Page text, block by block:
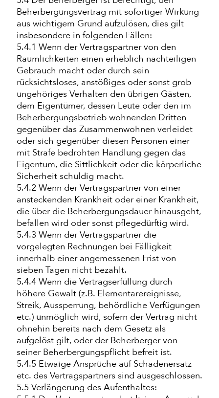
Beherbergungsvertrag mit sofortiger Wirkung
aus wichtigem Grund aufzulösen, dies gilt
insbesondere in folgenden Fällen:
5.4.1 Wenn der Vertragspartner von den
Räumlichkeiten einen erheblich nachteiligen
Gebrauch macht oder durch sein
rücksichtsloses, anstößiges oder sonst grob
ungehöriges Verhalten den übrigen Gästen,
dem Eigentümer, dessen Leute oder den im
Beherbergungsbetrieb wohnenden Dritten
gegenüber das Zusammenwohnen verleidet
oder sich gegenüber diesen Personen einer
mit Strafe bedrohten Handlung gegen das
Eigentum, die Sittlichkeit oder die körperliche
Sicherheit schuldig macht.
5.4.2 Wenn der Vertragspartner von einer
ansteckenden Krankheit oder einer Krankheit,
die über die Beherbergungsdauer hinausgeht,
befallen wird oder sonst pflegedürftig wird.
5.4.3 Wenn der Vertragspartner die
vorgelegten Rechnungen bei Fälligkeit
innerhalb einer angemessenen Frist von
sieben Tagen nicht bezahlt.
5.4.4 Wenn die Vertragserfüllung durch
höhere Gewalt (z.B. Elementarereignisse,
Streik, Aussperrung, behördliche Verfügungen
etc.) unmöglich wird, sofern der Vertrag nicht
ohnehin bereits nach dem Gesetz als
aufgelöst gilt, oder der Beherberger von
seiner Beherbergungspflicht befreit ist.
5.4.5 Etwaige Ansprüche auf Schadenersatz
etc. des Vertragspartners sind ausgeschlossen.
5.5 Verlängerung des Aufenthaltes: